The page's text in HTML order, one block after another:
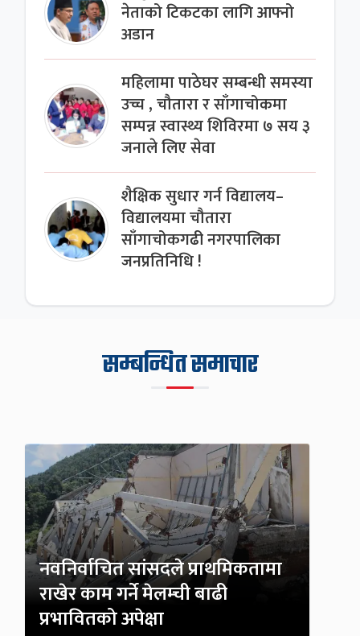
नेताको टिकटका लागि आफ्नो
अडान
महिलामा पाठेघर सम्बन्धी समस्या
उच्च , चौतारा र साँगाचोकमा
सम्पन्न स्वास्थ्य शिविरमा ७ सय ३
जनाले लिए सेवा
शैक्षिक सुधार गर्न विद्यालय–
विद्यालयमा चौतारा
साँगाचोकगढी नगरपालिका
जनप्रतिनिधि !
सम्बन्धित समाचार
नवनिर्वाचित सांसदले प्राथमिकतामा
राखेर काम गर्ने मेलम्ची बाढी
प्रभावितको अपेक्षा